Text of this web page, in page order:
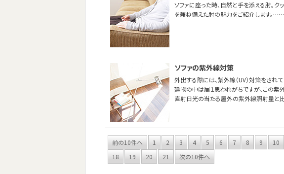
ソファに座った時、自然と手を添える肘。ク
を兼ね備えた肘の魅力をご紹介します。……
ソファの紫外線対策
外出する際には、紫外線（UV）対策をされ
建物の中は届１思われがちですが、この紫
直射日光の当たる屋外の紫外線照射量と
前の10件へ 1 2 3 4 5 6 7 8 9 10
18
19 20 21 次の10件へ